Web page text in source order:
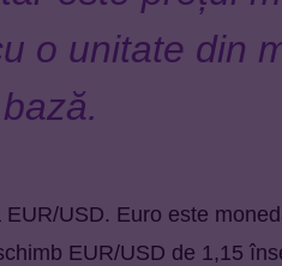
o unitate din
USD. Euro este
EUR/USD de 1,15